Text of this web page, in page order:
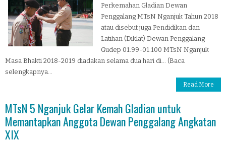
Perkemahan Gladian Dewan
Penggalang MTsN Nganjuk Tahun 2018
atau disebut juga Pendidikan dan
Latihan (Diklat) Dewan Penggalang
Gudep 01.99-01.100 MTsN Nganjuk
Masa Bhakti 2018-2019 diadakan selama dua hari di... (Baca
selengkapnya...
Read More
MTsN 5 Nganjuk Gelar Kemah Gladian untuk
Memantapkan Anggota Dewan Penggalang Angkatan
XIX